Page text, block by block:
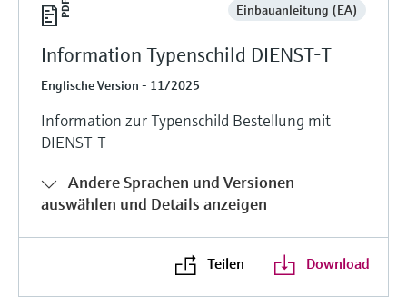
Einbauanleitung (EA)
Information Typenschild DIENST-T
Englische Version - 11/2025
Information zur Typenschild Bestellung mit
DIENST-T
Andere Sprachen und Versionen
auswählen und Details anzeigen
Teilen Download